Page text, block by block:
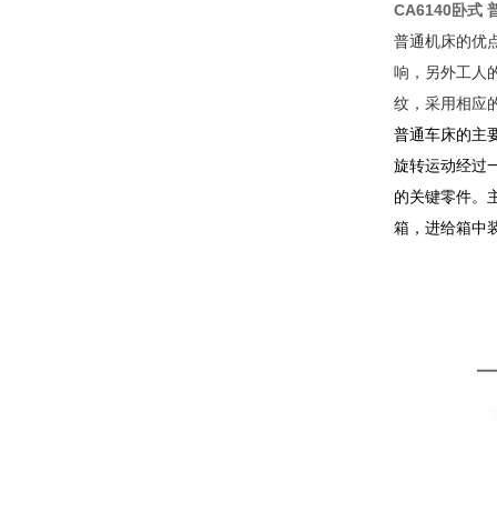
CA6140卧式
普通机床的优
响，另外工人
纹，采用相应
普通车床的主
旋转运动经过
的关键零件。
箱，进给箱中